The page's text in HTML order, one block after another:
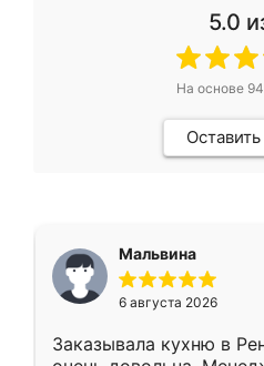
5.0
На основе
Мальвина
6 августа 2026
Заказывала кухню в